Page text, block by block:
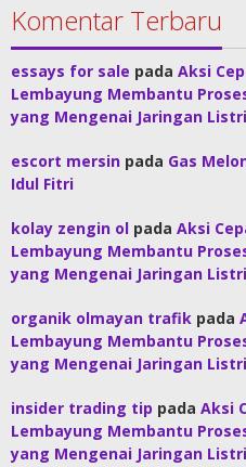
Komentar Terbaru
essays for sale pada Aksi
Lembayung Membantu
yang Mengenai Jaringan
escort mersin pada Gas
Idul Fitri
kolay zengin ol pada Aksi
Lembayung Membantu
yang Mengenai Jaringan
organik olmayan trafik pada
Lembayung Membantu
yang Mengenai Jaringan
insider trading tip pada Aksi
Lembayung Membantu
yang Mengenai Jaringan